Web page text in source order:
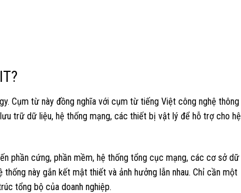
Cụm từ này đồng nghĩa với cụm từ tiếng Việt công nghệ thông
trữ dữ liệu, hệ thống mạng, các thiết bị vật lý để hỗ trợ cho hệ
phần cứng, phần mềm, hệ thống tổng cục mạng, các cơ sở dữ
này gắn kết mật thiết và ảnh hưởng lẫn nhau. Chỉ cần một
tổng bộ của doanh nghiệp.